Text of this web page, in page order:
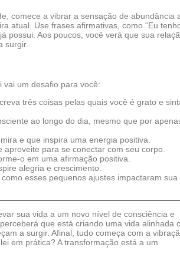
comece a vibrar a sensação de abundância
atual. Use frases afirmativas, como “Eu
possui. Aos poucos, você verá que sua
surgir.
vai um desafio para você:
três coisas pelas quais você é grato e
ao longo do dia, mesmo que por
e que inspira uma energia positiva.
para se conectar com seu corpo.
o em uma afirmação positiva.
alegria e crescimento.
esses pequenos ajustes impactaram sua
sua vida a um novo nível de consciência e
que está criando uma vida alinhada
a surgir. Afinal, tudo começa com a
em prática? A transformação está a um